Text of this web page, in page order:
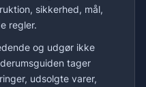
sikkerhed, mål,
regler.
og udgør ikke
tager
udsolgte varer,